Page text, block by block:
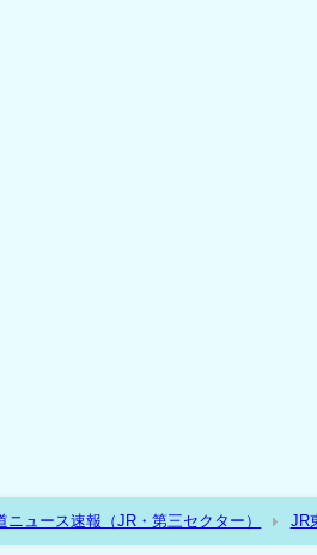
ニュース速報（JR・第三セクター） JR
??将来は食堂車が営業？